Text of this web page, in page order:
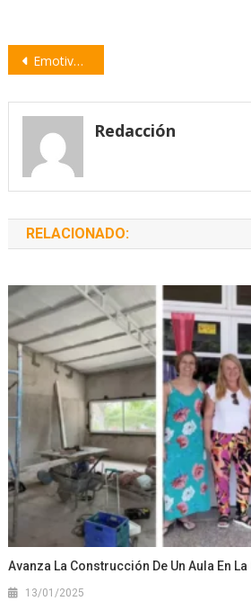
Navegación
entradas
Emotivo recibimiento a Benjamín Acosta en General Gelly
Redacción
RELACIONADO:
Avanza La Construcción De Un Aula En
13/01/2025